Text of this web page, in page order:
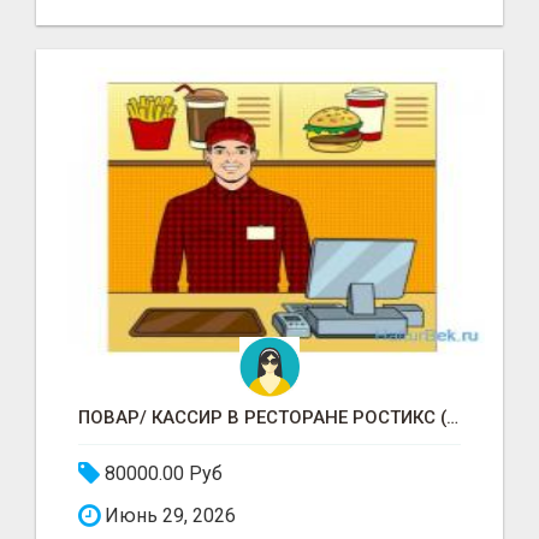
ПОВАР/ КАССИР В РЕСТОРАНЕ РОСТИКС (КФС)
80000.00 Руб
Июнь 29, 2026